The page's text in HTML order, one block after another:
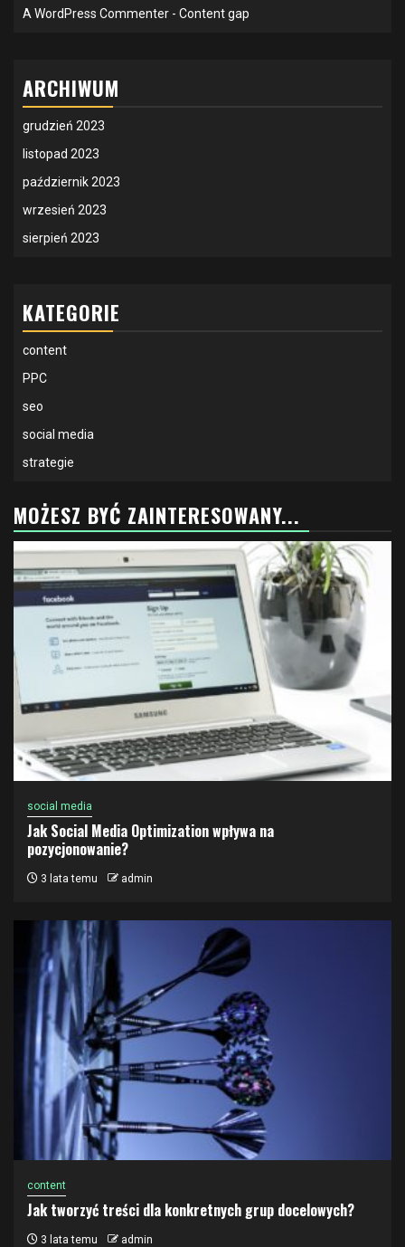
A WordPress Commenter - Content gap
ARCHIWUM
grudzień 2023
listopad 2023
październik 2023
wrzesień 2023
sierpień 2023
KATEGORIE
content
PPC
seo
social media
strategie
MOŻESZ BYĆ ZAINTERESOWANY...
social media
Jak Social Media Optimization wpływa na
pozycjonowanie?
3 lata temu admin
content
Jak tworzyć treści dla konkretnych grup docelowych?
3 lata temu admin